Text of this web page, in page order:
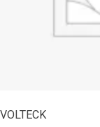
VOLTECK